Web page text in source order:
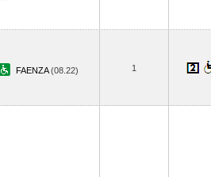
FAENZA(08.22) 1